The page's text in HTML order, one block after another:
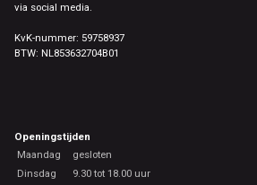
via social media.
KvK-nummer: 59758937
BTW: NL853632704B01
Openingstijden
Maandag
gesloten
Dinsdag
9.30 tot 18.00 uur